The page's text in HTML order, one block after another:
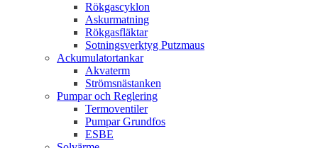
Rökgascyklon
Askurmatning
Rökgasfläktar
Sotningsverktyg Putzmaus
Ackumulatortankar
Akvaterm
Strömsnästanken
Pumpar och Reglering
Termoventiler
Pumpar Grundfos
ESBE